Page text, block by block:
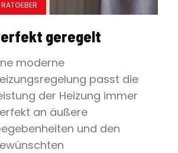
RATGEBER
geregelt
moderne
passt die
der Heizung immer
an äußere
und den